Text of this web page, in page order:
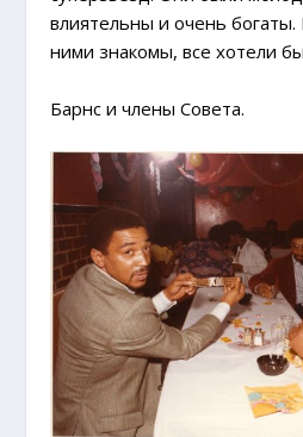
влиятельны и очень
ними знакомы, все хотели
Барнс и члены Совета.